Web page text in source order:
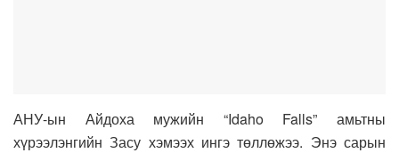
АНУ-ын Айдоха мужийн “Idaho Falls” амьтны
хүрээлэнгийн Засу хэмээх ингэ төллөжээ. Энэ сарын